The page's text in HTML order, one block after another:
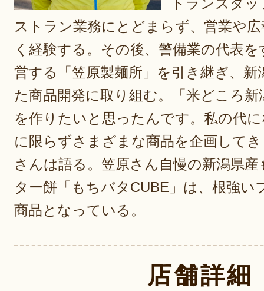
トランスタ
ストラン業務にとどまらず、営業や
く経験する。その後、警備業の代表
営する「笠原製麺所」を引き継ぎ、新
た商品開発に取り組む。「米どころ
を作りたいと思ったんです。私の代
に限らずさまざまな商品を企画して
さんは語る。笠原さん自慢の新潟県
ター餅「もちバタCUBE」は、根強い
商品となっている。
店舗詳細